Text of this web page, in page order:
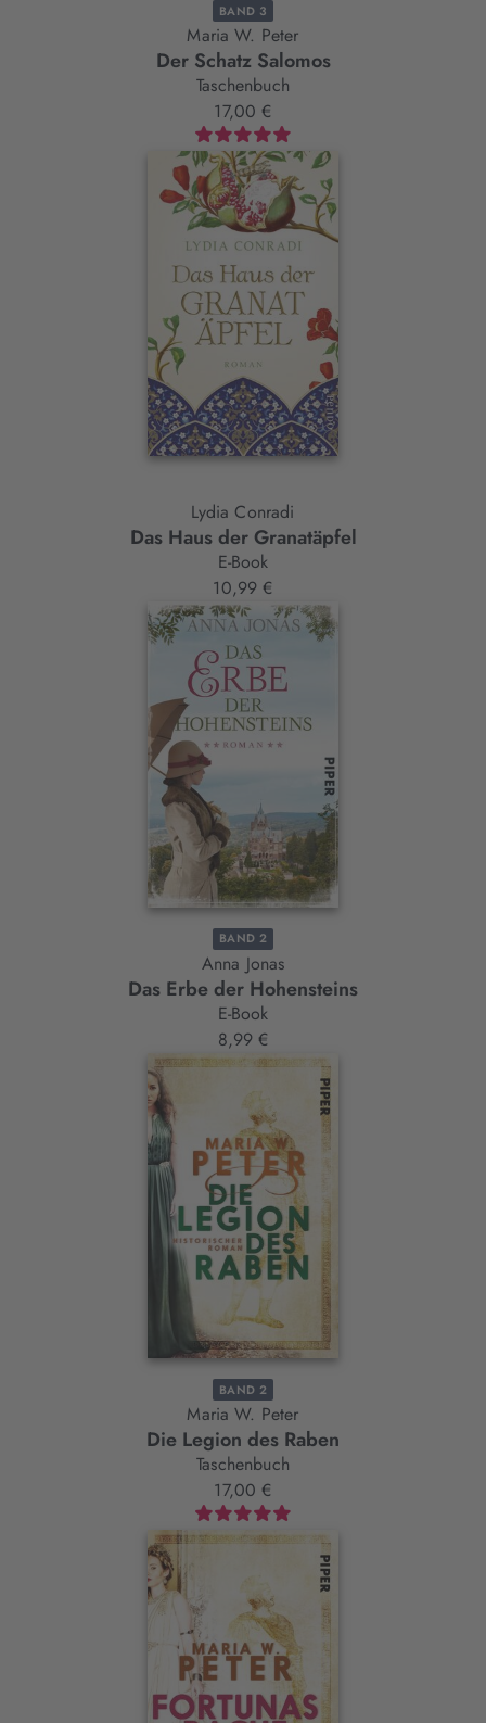
BAND 3
Maria W. Peter
Der Schatz Salomos
Taschenbuch
17,00 €
Lydia Conradi
Das Haus der Granatäpfel
E-Book
10,99 €
BAND 2
Anna Jonas
Das Erbe der Hohensteins
E-Book
8,99 €
BAND 2
Maria W. Peter
Die Legion des Raben
Taschenbuch
17,00 €